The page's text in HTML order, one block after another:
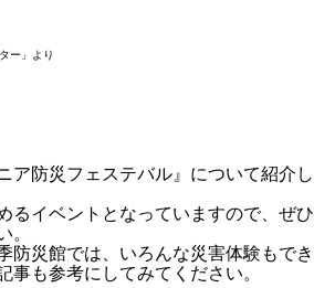
ー」より
ア防災フェステバル』について紹介し
るイベントとなっていますので、ぜひ
。
防災館では、いろんな災害体験もでき
事も参考にしてみてください。